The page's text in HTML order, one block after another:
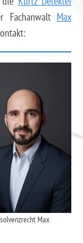
Fachanwalt Max
Max